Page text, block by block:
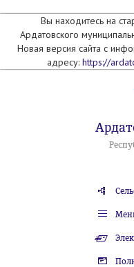
Вы находитесь на
Ардатовского
Новая версия сайта с
адресу: https://